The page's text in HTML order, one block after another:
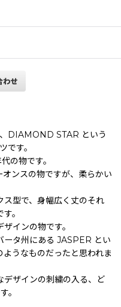
DIAMOND STAR という
です。
の物です。
ンスの物ですが、柔らかい
型で、身幅広く丈のそれ
。
インの物です。
ータ州にある JASPER とい
うなものだったと思われま
デザインの刺繍の入る、ど
。